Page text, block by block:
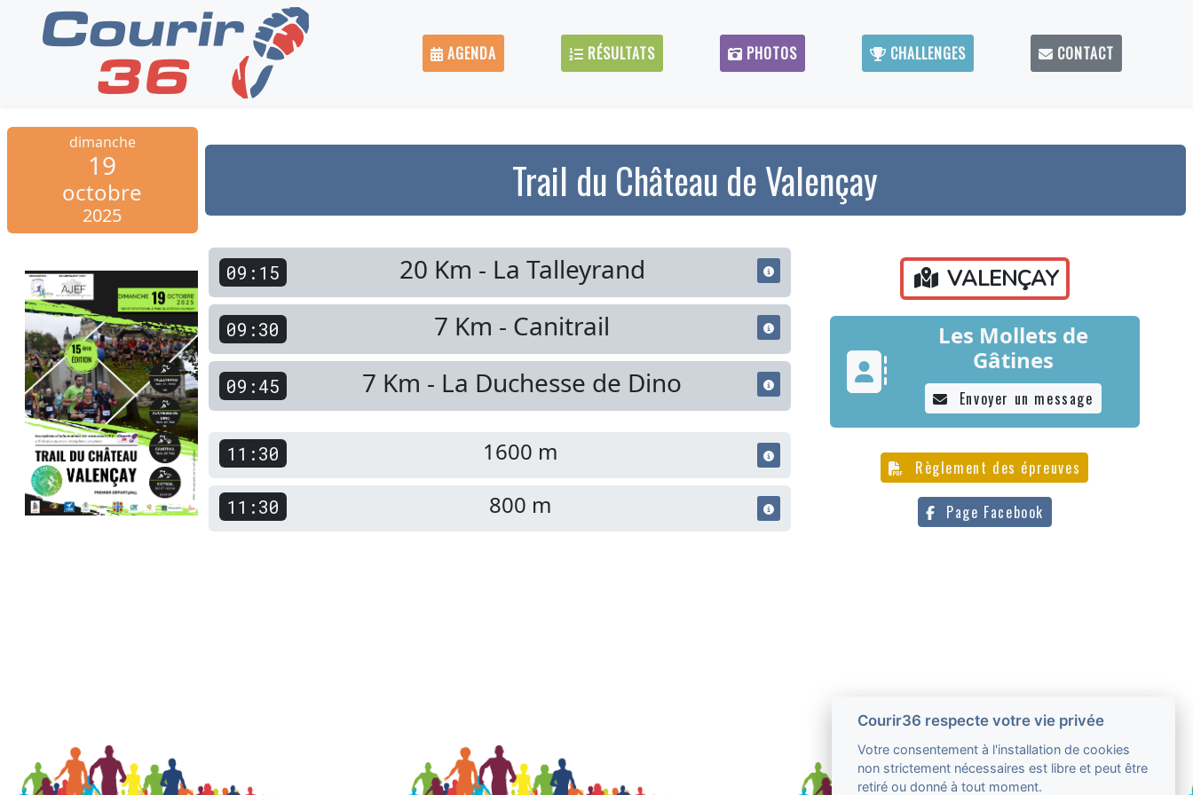
AGENDA RÉSULTATS PHOTOS CHALLENGES CONTACT
dimanche
19
octobre
2025
Trail du Château de Valençay
20 Km - La Talleyrand
09:15
7 Km - Canitrail
09:30
7 Km - La Duchesse de Dino
09:45
1600 m
11:30
800 m
11:30
VALENÇAY
Les Mollets de
Gâtines
Envoyer un message
Règlement des épreuves
Page Facebook
Courir36 respecte votre vie privée
Votre consentement à l'installation de cookies
non strictement nécessaires est libre et peut être
retiré ou donné à tout moment.